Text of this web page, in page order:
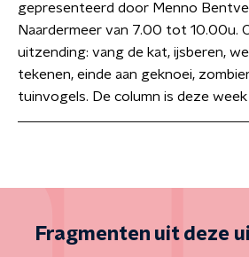
gepresenteerd door Menno
Naardermeer van 7.00 tot 10.00u.
uitzending: vang de kat, ijsberen,
tekenen, einde aan geknoei,
tuinvogels. De column is deze week
Fragmenten uit deze